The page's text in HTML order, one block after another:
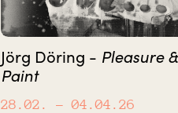
Jörg Döring - Pleasure &
Paint
28.02. – 04.04.26